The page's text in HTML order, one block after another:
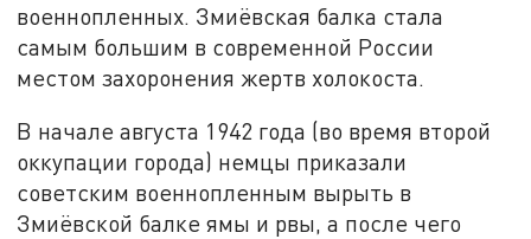
военнопленных. Змиёвская балка стала
самым большим в современной России
местом захоронения жертв холокоста.
В начале августа 1942 года (во время второй
оккупации города) немцы приказали
советским военнопленным вырыть в
Змиёвской балке ямы и рвы, а после чего